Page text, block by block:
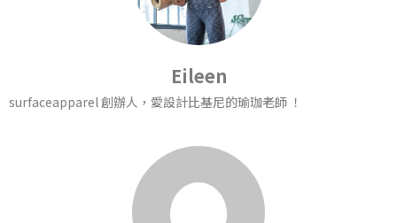
Eileen
surfaceapparel 創辦人，愛設計比基尼的瑜珈老師 ！